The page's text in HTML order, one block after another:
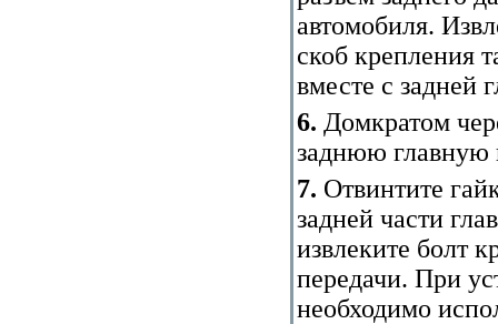
автомобиля.
скоб крепления
вместе с задней
6. Домкратом
заднюю главную
7. Отвинтите
задней части
извлеките болт
передачи. При
необходимо